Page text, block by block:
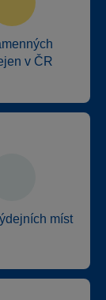
v ČR
míst